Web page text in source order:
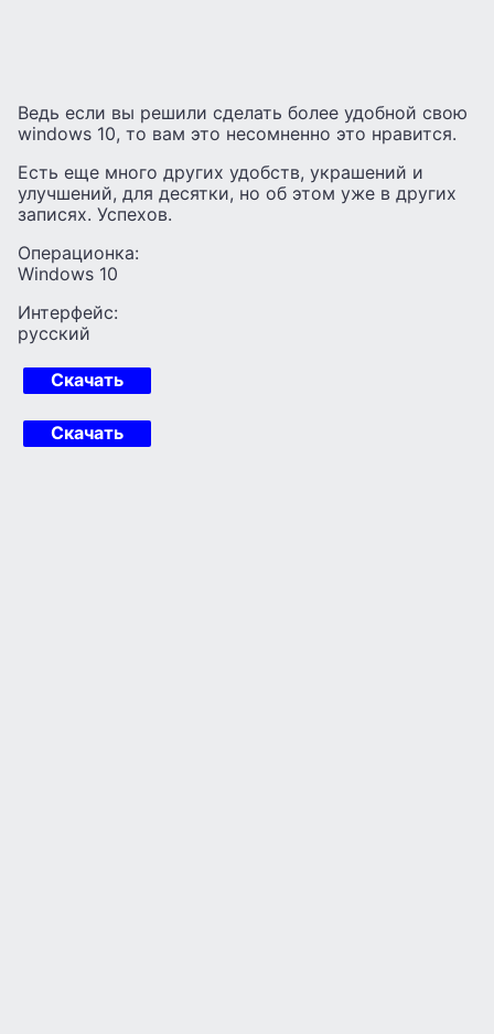
Ведь если вы решили сделать более удобной свою
windows 10, то вам это несомненно это нравится.
Есть еще много других удобств, украшений и
улучшений, для десятки, но об этом уже в других
записях. Успехов.
Операционка:
Windows 10
Интерфейс:
русский
Скачать
Скачать